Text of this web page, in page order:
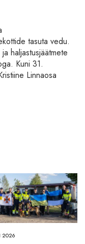
tasuta vedu.
haljastusjäätmete
Kuni 31.
Linnaosa
2026